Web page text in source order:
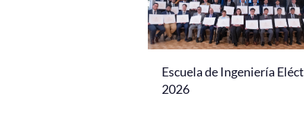
Escuela de Ingeniería
2026